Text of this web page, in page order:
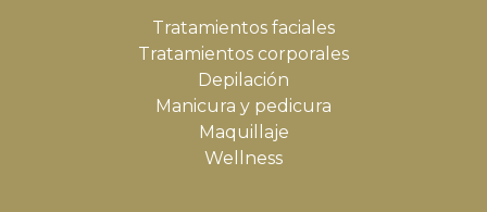
Tratamientos faciales
Tratamientos corporales
Depilación
Manicura y pedicura
Maquillaje
Wellness